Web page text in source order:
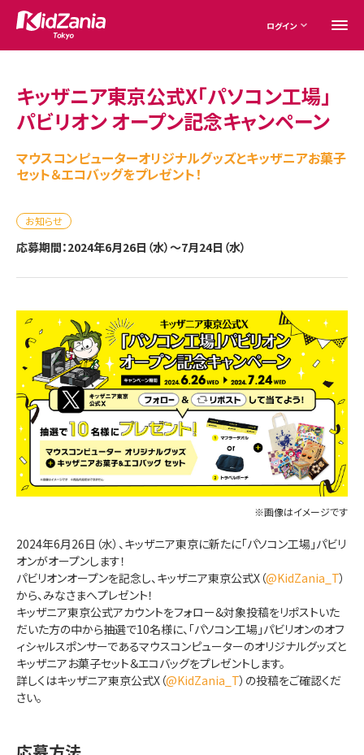
ログイン
キッザニア東京公式X「パソコン工場」
パビリオン オープン記念キャンペーン
マウスコンピューターオリジナルグッズとキッザニアお菓子
セット＆エコバッグをプレゼント！
お知らせ
応募期間：2024年6月26日（水）～7月24日（水）
※画像はイメージです
2024年6月26日（水）、キッザニア東京に新たに「パソコン工場」パビリ
オンがオープンします！
パビリオンオープンを記念し、キッザニア東京公式X（@KidZania_T）
から、みなさまへプレゼント！
キッザニア東京公式アカウントをフォロー&対象投稿をリポストいた
だいた方の中から抽選で10名様に、「パソコン工場」パビリオンのオフ
ィシャルスポンサーであるマウスコンピューターのオリジナルグッズと
キッザニアお菓子セット＆エコバッグをプレゼントします。
詳しくはキッザニア東京公式X（@KidZania_T）の投稿をご確認くだ
さい。